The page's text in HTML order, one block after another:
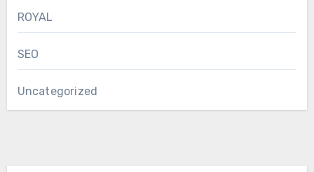
ROYAL
SEO
Uncategorized